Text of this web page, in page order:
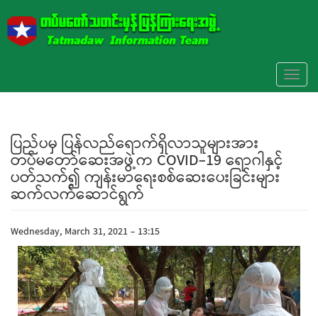
ပြည်ပမှ ပြန်လည်ရောက်ရှိလာသူများအား
တပ်မတော်ဆေးအဖွဲ့က COVID-19 ရောဂါနှင့်
ပတ်သက်၍ ကျန်းမာရေးစစ်ဆေးပေးခြင်းများ
ဆက်လက်ဆောင်ရွက်
Wednesday, March 31, 2021 - 13:15